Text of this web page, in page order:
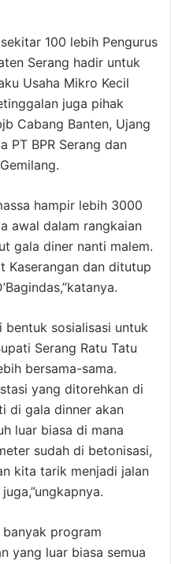
100 lebih Pengurus
Serang hadir untuk
Usaha Mikro Kecil
juga pihak
Cabang Banten, Ujang
PT BPR Serang dan
hampir lebih 3000
awal dalam rangkaian
gala diner nanti malem.
Kaserangan dan ditutup
bentuk sosialisasi untuk
Serang Ratu Tatu
bersama-sama.
yang ditorehkan di
di gala dinner akan
luar biasa di mana
sudah di betonisasi,
kita tarik menjadi jalan
banyak program
yang luar biasa semua